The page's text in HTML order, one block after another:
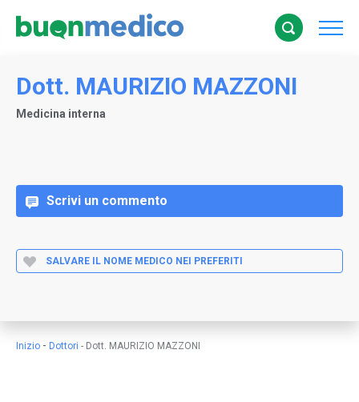
Dott. MAURIZIO MAZZONI
Medicina interna
Scrivi un commento
SALVARE IL NOME MEDICO NEI PREFERITI
Inizio - Dottori - Dott. MAURIZIO MAZZONI